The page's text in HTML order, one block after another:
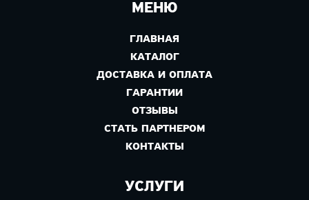
МЕНЮ
ГЛАВНАЯ
КАТАЛОГ
ДОСТАВКА И ОПЛАТА
ГАРАНТИИ
ОТЗЫВЫ
СТАТЬ ПАРТНЕРОМ
КОНТАКТЫ
УСЛУГИ